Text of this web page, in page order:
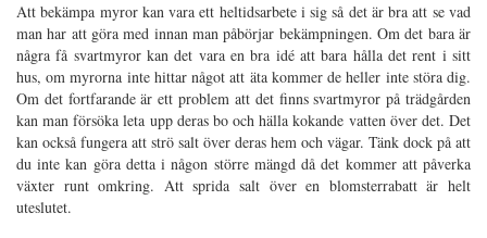
Att bekämpa myror kan vara ett heltidsarbete i sig så det är bra att se vad
man har att göra med innan man påbörjar bekämpningen. Om det bara är
några få svartmyror kan det vara en bra idé att bara hålla det rent i sitt
hus, om myrorna inte hittar något att äta kommer de heller inte störa dig.
Om det fortfarande är ett problem att det finns svartmyror på trädgården
kan man försöka leta upp deras bo och hälla kokande vatten över det. Det
kan också fungera att strö salt över deras hem och vägar. Tänk dock på att
du inte kan göra detta i någon större mängd då det kommer att påverka
växter runt omkring. Att sprida salt över en blomsterrabatt är helt
uteslutet.